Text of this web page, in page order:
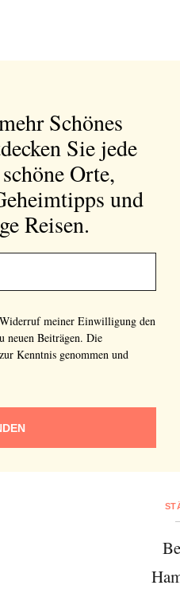
Schönes
Sie jede
Orte,
und
Reisen.
meiner Einwilligung den
neuen Beiträgen. Die
Kenntnis genommen und